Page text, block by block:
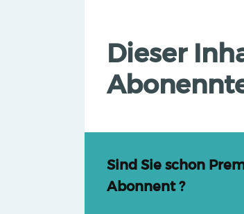
Dieser
Sind Sie schon
Abonnent ?